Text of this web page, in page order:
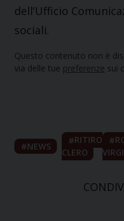
dell’Ufficio
sociali.
Questo contenuto non è
via delle tue preferenze sui
NEWS
RITIRO
CLERO